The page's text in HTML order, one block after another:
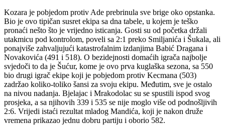
Kozara je pobjedom protiv Ade prebrinula sve brige oko opstanka.
Bio je ovo tipičan susret ekipa sa dna tabele, u kojem je teško
pronaći nešto što je vrijedno isticanja. Gosti su od početka držali
utakmicu pod kontrolom, poveli sa 2:1 preko Smiljanića i Šukala, ali
ponajviše zahvaljujući katastrofalnim izdanjima Babić Dragana i
Novakovića (491 i 518). O bezidejnosti domaćih igrača najbolje
svjedoči to da je Šućur, kome je ovo prva kuglaška sezona, sa 550
bio drugi igrač ekipe koji je pobjedom protiv Kecmana (503)
zadržao koliko-toliko šansi za svoju ekipu. Međutim, sve je ostalo
na nivou nadanja. Bjelajac i Mrakodolac su se spustili ispod svog
prosjeka, a sa njihovih 339 i 535 se nije moglo više od podnošljivih
2:6. Vrijedi istaći rezultat mladog Mandića, koji je nakon druže
vremena prikazao jednu dobru partiju i oborio 582.